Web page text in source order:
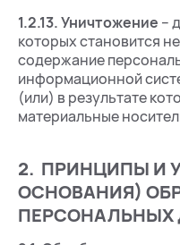
1.2.13.Уничтожение –
которых становится
содержание
информационной
(или) в результате
материальные
2. ПРИНЦИПЫ И
ОСНОВАНИЯ)
ПЕРСОНАЛЬНЫХ